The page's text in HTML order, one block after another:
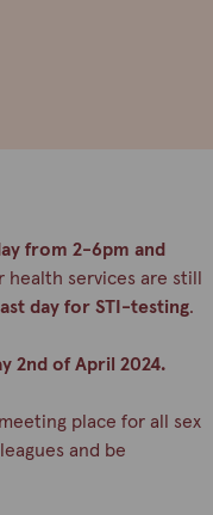
from 2-6pm and
services are still
day for STI-testing.
2nd of April 2024.
place for all sex
and be